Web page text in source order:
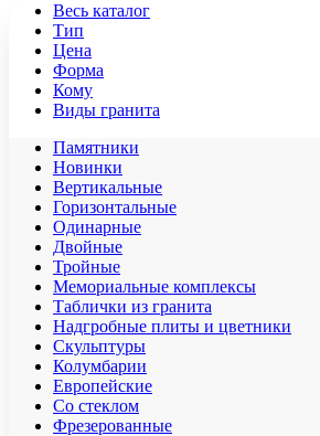
Весь каталог
Тип
Цена
Форма
Кому
Виды гранита
Памятники
Новинки
Вертикальные
Горизонтальные
Одинарные
Двойные
Тройные
Мемориальные комплексы
Таблички из гранита
Надгробные плиты и цветники
Скульптуры
Колумбарии
Европейские
Со стеклом
Фрезерованные